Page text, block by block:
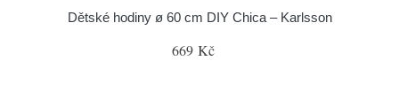
Dětské hodiny ø 60 cm DIY Chica – Karlsson
669 Kč